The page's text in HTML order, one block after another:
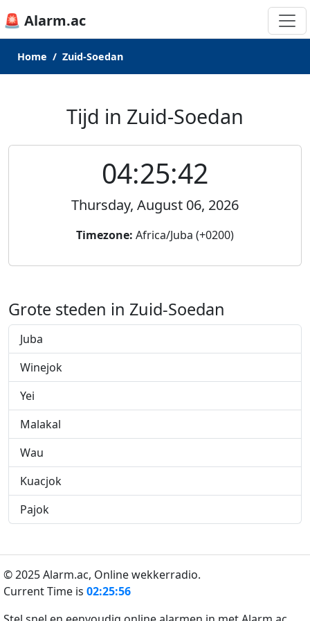
🚨 Alarm.ac
Home Zuid-Soedan
Tijd in Zuid-Soedan
04:25:42
Thursday, August 06, 2026
Timezone: Africa/Juba (+0200)
Grote steden in Zuid-Soedan
Juba
Winejok
Yei
Malakal
Wau
Kuacjok
Pajok
© 2025 Alarm.ac, Online wekkerradio.
Current Time is 02:25:56